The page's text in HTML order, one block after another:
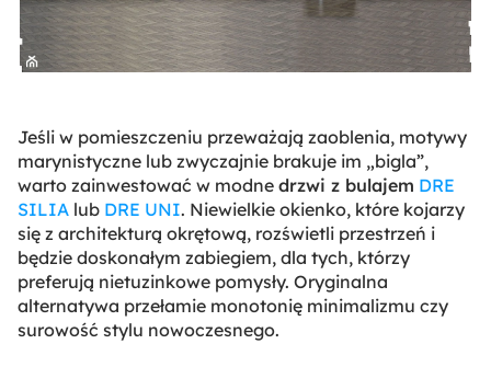
Jeśli w pomieszczeniu przeważają zaoblenia, motywy
marynistyczne lub zwyczajnie brakuje im „bigla”,
warto zainwestować w modne drzwi z bulajem DRE
SILIA lub DRE UNI. Niewielkie okienko, które kojarzy
się z architekturą okrętową, rozświetli przestrzeń i
będzie doskonałym zabiegiem, dla tych, którzy
preferują nietuzinkowe pomysły. Oryginalna
alternatywa przełamie monotonię minimalizmu czy
surowość stylu nowoczesnego.